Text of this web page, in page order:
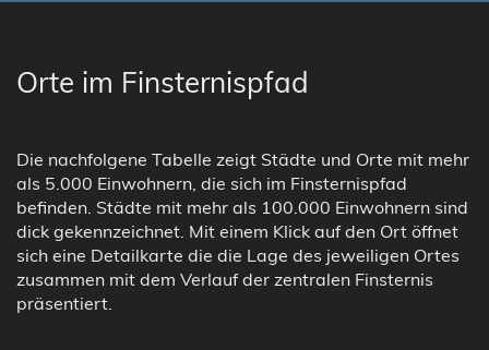
Orte im Finsternispfad
Die nachfolgene Tabelle zeigt Städte und Orte mit mehr
als 5.000 Einwohnern, die sich im Finsternispfad
befinden. Städte mit mehr als 100.000 Einwohnern sind
dick gekennzeichnet. Mit einem Klick auf den Ort öffnet
sich eine Detailkarte die die Lage des jeweiligen Ortes
zusammen mit dem Verlauf der zentralen Finsternis
präsentiert.